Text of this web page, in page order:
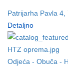
Patrijarha Pavla
Detaljno
Odjeća - Obuča -